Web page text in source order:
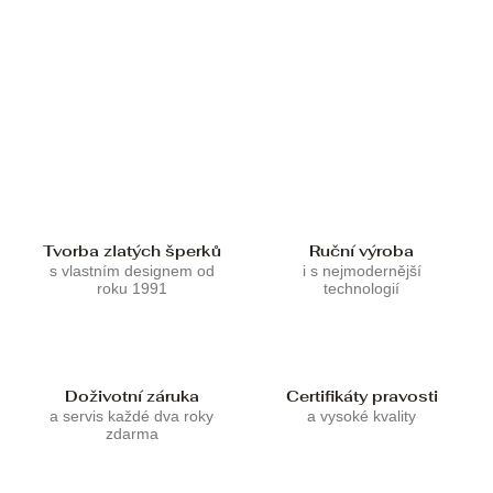
Tvorba zlatých šperků
s vlastním designem od
roku 1991
Ruční výroba
i s nejmodernější
technologií
Doživotní záruka
a servis každé dva roky
zdarma
Certifikáty pravosti
a vysoké kvality